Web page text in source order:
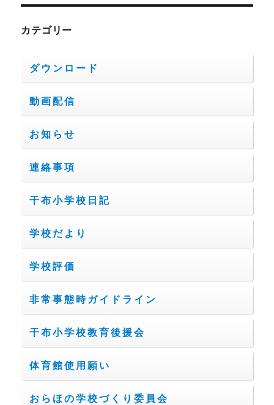
カテゴリー
ダウンロード
動画配信
お知らせ
連絡事項
干布小学校日記
学校だより
学校評価
非常事態時ガイドライン
干布小学校教育後援会
体育館使用願い
おらほの学校づくり委員会